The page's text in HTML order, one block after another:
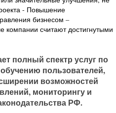
- Повышение
бизнесом –
компании считают достигнутыми
полный спектр услуг по
пользователей,
возможностей
мониторингу и
РФ.